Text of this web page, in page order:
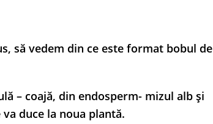
să vedem din ce este format bobul de
– coajă, din endosperm- mizul alb și
duce la noua plantă.